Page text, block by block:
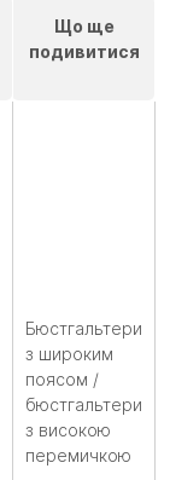
Що ще
подивитися
Бюстгальтери
з широким
поясом /
бюстгальтери
з високою
перемичкою